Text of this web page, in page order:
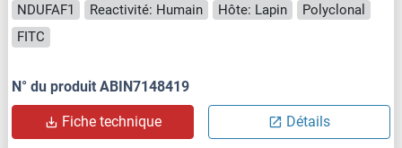
NDUFAF1 Reactivité: Humain Hôte: Lapin
Polyclonal
FITC
N° du produit ABIN7148419
Fiche technique Détails